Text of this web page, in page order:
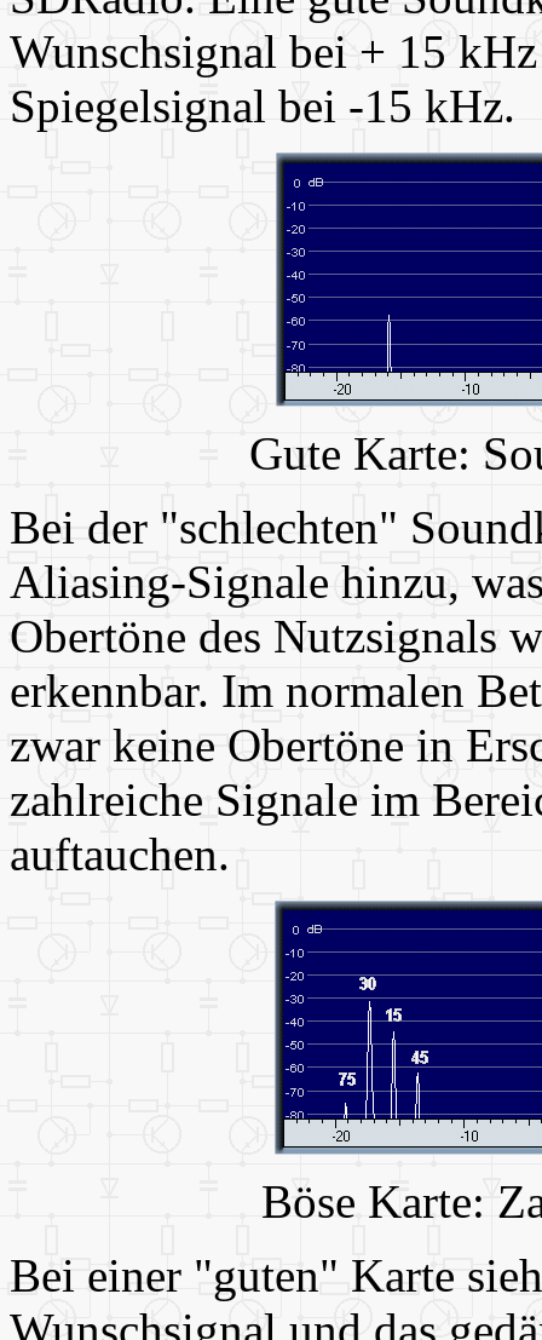
Wunschsignal bei + 15
Spiegelsignal bei -15 kHz.
Gute Karte:
Bei der "schlechten"
Aliasing-Signale hinzu,
Obertöne des Nutzsignals
erkennbar. Im normalen
zwar keine Obertöne in
zahlreiche Signale im
auftauchen.
Böse Karte:
Bei einer "guten" Karte